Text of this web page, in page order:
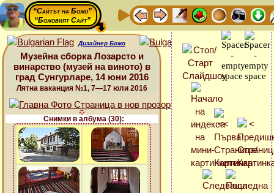
“Сайтът на Божо”
“Божовият Сайт”
Дизайнер Божо
Музейна сборка Лозарсто и
винарство (музей на виното) в
град Сунгурларе, 14 юни 2016
Лятна ваканция №1, 7—17 юли 2016
Снимки в албума (30):